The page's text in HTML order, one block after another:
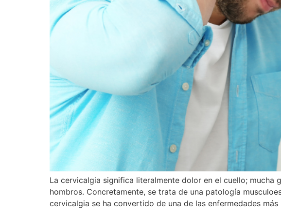
La cervicalgia significa literalmente dolor en el cuello; mucha
hombros. Concretamente, se trata de una patología
cervicalgia se ha convertido de una de las enfermedades